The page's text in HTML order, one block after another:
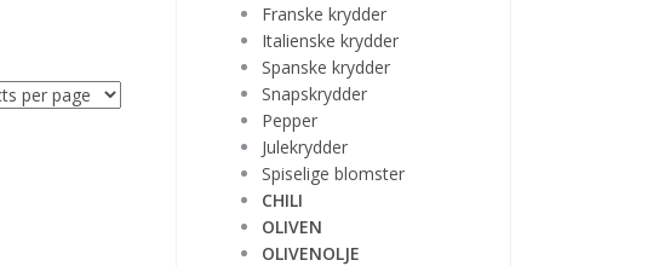
Franske krydder
Italienske krydder
Spanske krydder
Snapskrydder
Pepper
Julekrydder
Spiselige blomster
CHILI
OLIVEN
OLIVENOLJE